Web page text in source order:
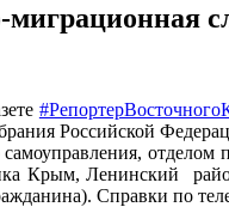
Российской
самоуправления,
Крым, Ленинский
Справки по